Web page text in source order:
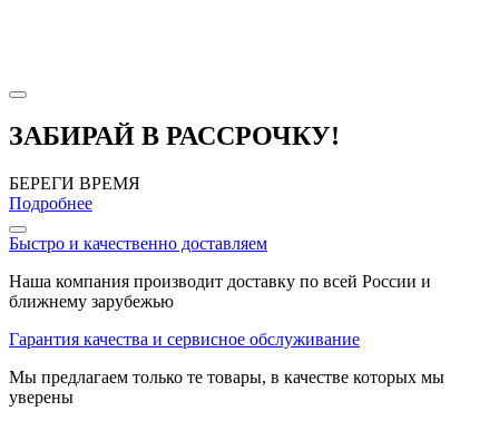
ЗАБИРАЙ В РАССРОЧКУ!
БЕРЕГИ ВРЕМЯ
Подробнее
Быстро и качественно доставляем
Наша компания производит доставку по всей России и
ближнему зарубежью
Гарантия качества и сервисное обслуживание
Мы предлагаем только те товары, в качестве которых мы
уверены